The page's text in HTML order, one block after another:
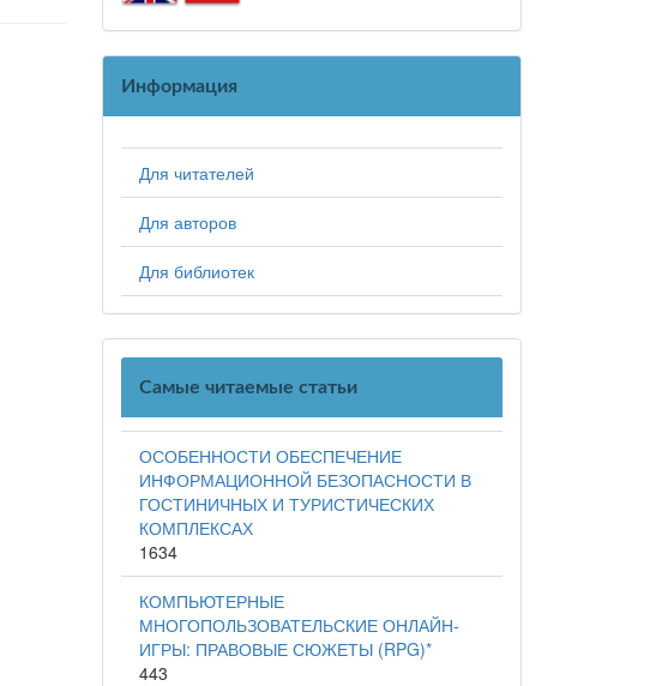
Информация
Для читателей
Для авторов
Для библиотек
Самые читаемые статьи
ОСОБЕННОСТИ ОБЕСПЕЧЕНИЕ
ИНФОРМАЦИОННОЙ БЕЗОПАСНОСТИ В
ГОСТИНИЧНЫХ И ТУРИСТИЧЕСКИХ
КОМПЛЕКСАХ
1634
КОМПЬЮТЕРНЫЕ
МНОГОПОЛЬЗОВАТЕЛЬСКИЕ ОНЛАЙН-
ИГРЫ: ПРАВОВЫЕ СЮЖЕТЫ (RPG)*
443